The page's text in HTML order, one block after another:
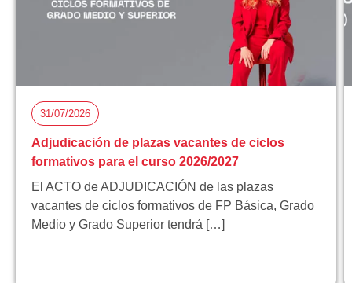
31/07/2026
Adjudicación de plazas vacantes de ciclos
formativos para el curso 2026/2027
El ACTO de ADJUDICACIÓN de las plazas
vacantes de ciclos formativos de FP Básica, Grado
Medio y Grado Superior tendrá […]